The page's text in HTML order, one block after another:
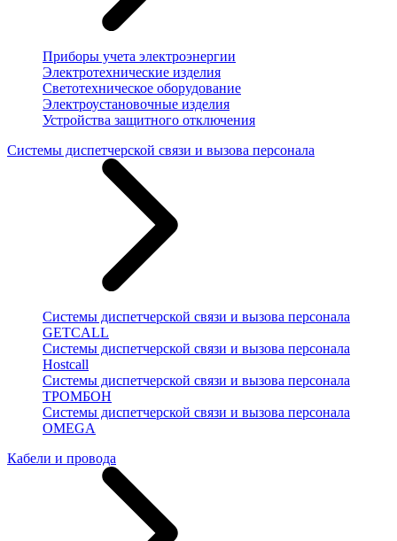
Приборы учета электроэнергии
Электротехнические изделия
Светотехническое оборудование
Электроустановочные изделия
Устройства защитного отключения
Системы диспетчерской связи и вызова персонала
Системы диспетчерской связи и вызова персонала
GETCALL
Системы диспетчерской связи и вызова персонала
Hostcall
Системы диспетчерской связи и вызова персонала
ТРОМБОН
Системы диспетчерской связи и вызова персонала
OMEGA
Кабели и провода